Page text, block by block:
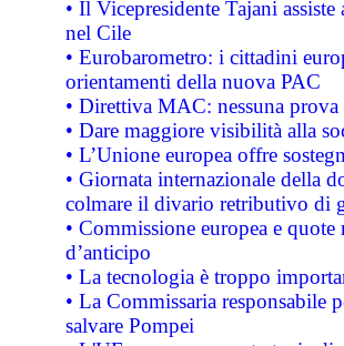
• Il Vicepresidente Tajani
nel Cile
• Eurobarometro: i cittadini
orientamenti della nuova PAC
• Direttiva MAC: nessuna
• Dare maggiore visibilità alla
• L’Unione europea offre
• Giornata internazionale della
colmare il divario retributivo di
• Commissione europea e
d’anticipo
• La tecnologia è troppo
• La Commissaria responsabile
salvare Pompei